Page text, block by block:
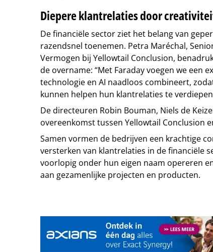
Diepere klantrelaties door
De financiële sector ziet het belang van
razendsnel toenemen. Petra Maréchal,
Vermogen bij Yellowtail Conclusion,
de overname: “Met Faraday voegen we een
technologie en AI naadloos combineert,
kunnen helpen hun klantrelaties te
De directeuren Robin Bouman, Niels de
overeenkomst tussen Yellowtail Conclusion
Samen vormen de bedrijven een krachtige
versterken van klantrelaties in de financiële
voorlopig onder hun eigen naam opereren
aan gezamenlijke projecten en producten.